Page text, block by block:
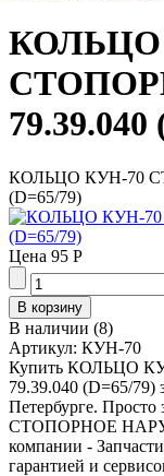
КОЛЬЦО
79.39.040
КОЛЬЦО КУН-70
(D=65/79)
Цена 95 Р
В наличии (8)
Артикул: КУН-70
Купить КОЛЬЦО
79.39.040 (D=65/79)
Петербурге.
СТОПОРНОЕ
компании -
гарантией и